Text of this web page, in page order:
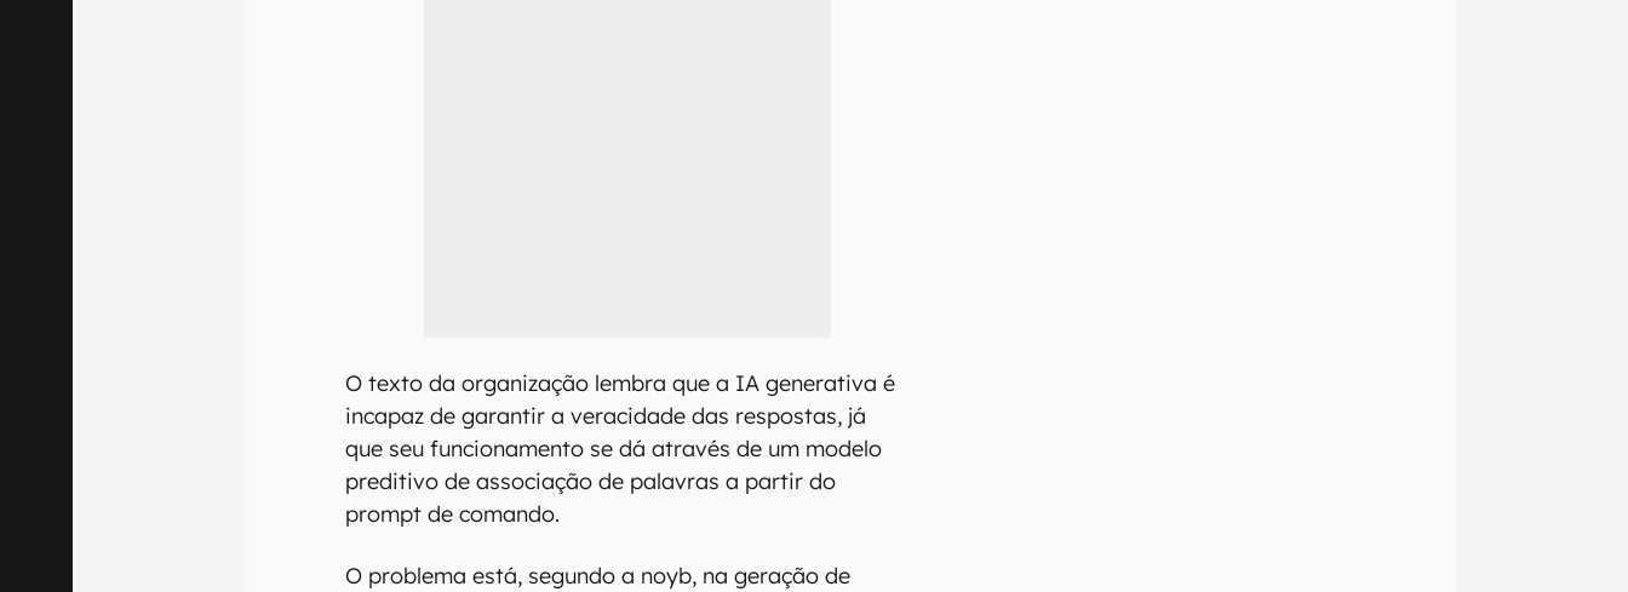
O texto da organização lembra que a IA generativa é
incapaz de garantir a veracidade das respostas, já
que seu funcionamento se dá através de um modelo
preditivo de associação de palavras a partir do
prompt de comando.
O problema está, segundo a noyb, na geração de